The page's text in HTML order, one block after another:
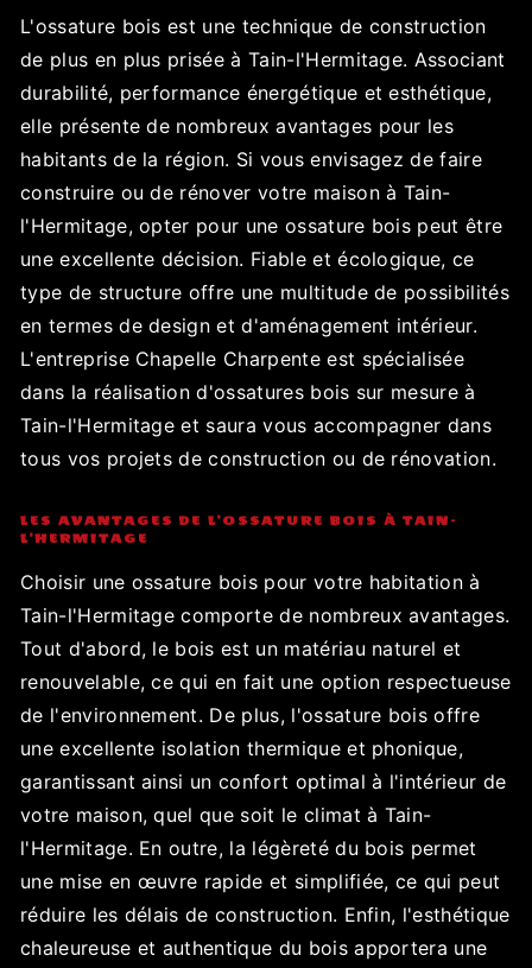
L'ossature bois est une technique de construction
de plus en plus prisée à Tain-l'Hermitage. Associant
durabilité, performance énergétique et esthétique,
elle présente de nombreux avantages pour les
habitants de la région. Si vous envisagez de faire
construire ou de rénover votre maison à Tain-
l'Hermitage, opter pour une ossature bois peut être
une excellente décision. Fiable et écologique, ce
type de structure offre une multitude de possibilités
en termes de design et d'aménagement intérieur.
L'entreprise Chapelle Charpente est spécialisée
dans la réalisation d'ossatures bois sur mesure à
Tain-l'Hermitage et saura vous accompagner dans
tous vos projets de construction ou de rénovation.
LES AVANTAGES DE L'OSSATURE BOIS À TAIN-
L'HERMITAGE
Choisir une ossature bois pour votre habitation à
Tain-l'Hermitage comporte de nombreux avantages.
Tout d'abord, le bois est un matériau naturel et
renouvelable, ce qui en fait une option respectueuse
de l'environnement. De plus, l'ossature bois offre
une excellente isolation thermique et phonique,
garantissant ainsi un confort optimal à l'intérieur de
votre maison, quel que soit le climat à Tain-
l'Hermitage. En outre, la légèreté du bois permet
une mise en œuvre rapide et simplifiée, ce qui peut
réduire les délais de construction. Enfin, l'esthétique
chaleureuse et authentique du bois apportera une